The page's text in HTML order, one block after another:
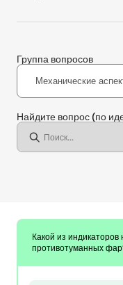
Группа вопросов
Найдите вопрос (по
Какой из индикаторов
противотуманных